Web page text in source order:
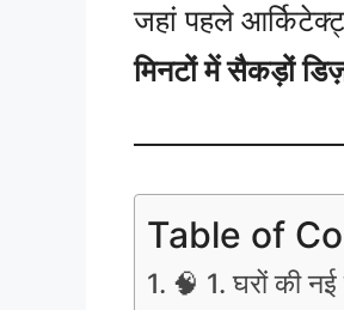
जहां पहले
मिनटों में सैकड़ों
Table of
🧠 1. घरों की